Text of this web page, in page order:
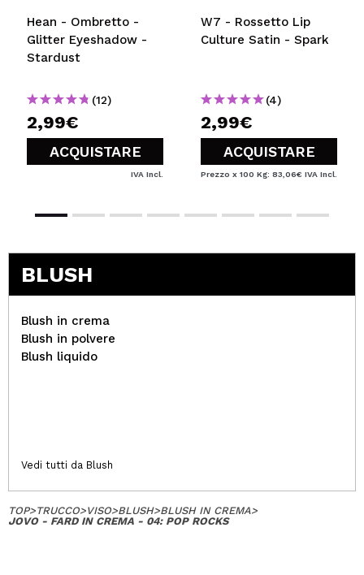
Hean - Ombretto -
Glitter Eyeshadow -
Stardust
(12)
2,99€
ACQUISTARE
IVA Incl.
W7 - Rossetto Lip
Culture Satin - Spark
(4)
2,99€
ACQUISTARE
Prezzo x 100 Kg: 83,06€ IVA Incl.
BLUSH
Blush in crema
Blush in polvere
Blush liquido
Vedi tutti da Blush
TOP>TRUCCO>VISO>BLUSH>BLUSH IN CREMA>
JOVO - FARD IN CREMA - 04: POP ROCKS